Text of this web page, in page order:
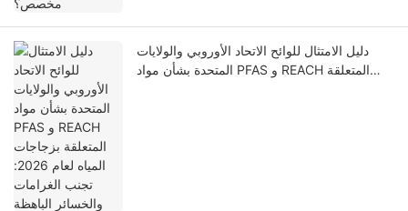
دليل الامتثال للوائح الاتحاد الأوروبي والولايات
المتحدة بشأن مواد PFAS و REACH المتعلقة